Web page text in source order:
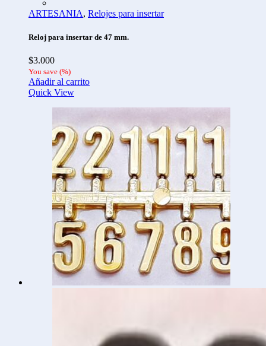
ARTESANIA, Relojes para insertar
Reloj para insertar de 47 mm.
$3.000
You save (%)
Añadir al carrito
Quick View